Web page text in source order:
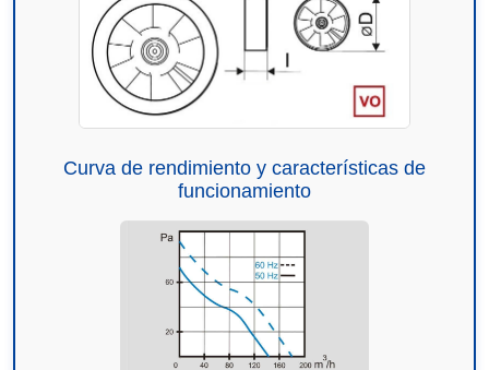
Curva de rendimiento y características de
funcionamiento